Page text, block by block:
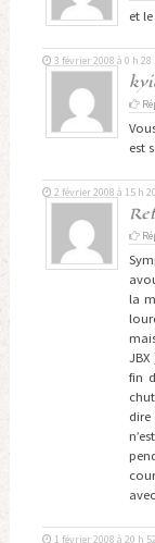
et
3 février 2008 à 0 h
est
2 février 2008 à 15 h
la
JBX
fin
dire
1 février 2008 à 20 h